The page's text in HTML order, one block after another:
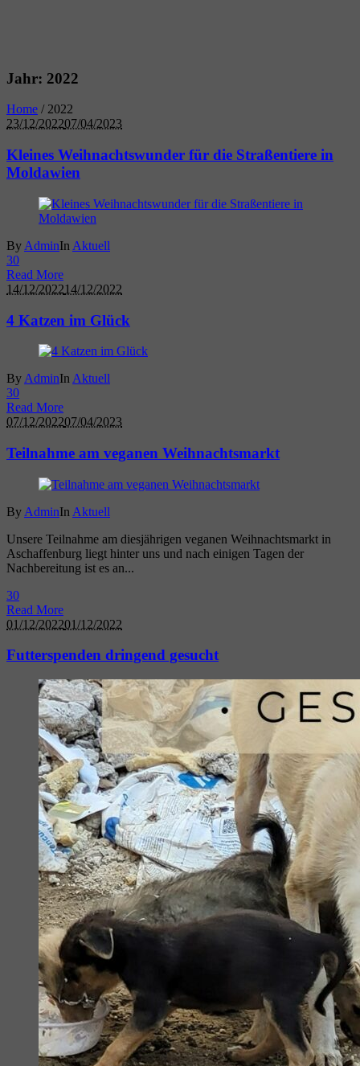
Jahr: 2022
Home /2022
23/12/202207/04/2023
Kleines Weihnachtswunder für die Straßentiere in
Moldawien
By AdminIn Aktuell
30
Read More
14/12/202214/12/2022
4 Katzen im Glück
By AdminIn Aktuell
30
Read More
07/12/202207/04/2023
Teilnahme am veganen Weihnachtsmarkt
By AdminIn Aktuell
Unsere Teilnahme am diesjährigen veganen Weihnachtsmarkt in
Aschaffenburg liegt hinter uns und nach einigen Tagen der
Nachbereitung ist es an...
30
Read More
01/12/202201/12/2022
Futterspenden dringend gesucht